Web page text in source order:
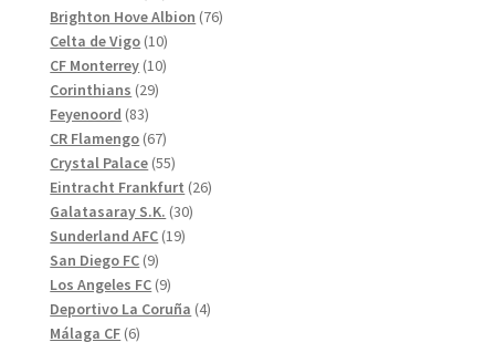
produkter
Brighton Hove Albion 7676
Celta de Vigo 1010
produkter
CF Monterrey 1010
Corinthians 2929
Feyenoord 8383
produkter
CR Flamengo 6767
produkter
Crystal Palace 5555
produkter
Eintracht Frankfurt 2626
Galatasaray S.K. 3030
Sunderland AFC 1919
San Diego FC 99
produkter
Los Angeles FC 99
produkter
Deportivo La Coruña 44
Málaga CF 66